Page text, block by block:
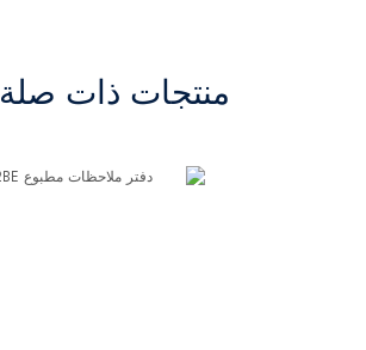
منتجات ذات صلة